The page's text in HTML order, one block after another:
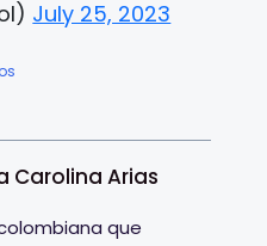
July 25, 2023
Carolina Arias
que